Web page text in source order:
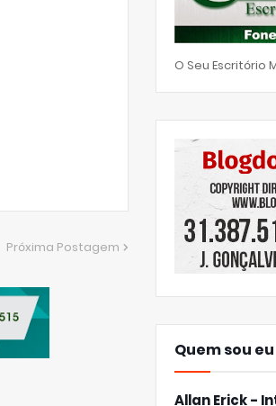
Próxima Postagem
O Seu Escritório
Quem sou eu
Allan Erick -